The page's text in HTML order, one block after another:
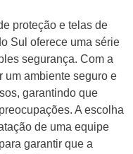
proteção e telas de
Sul oferece uma série
segurança. Com a
um ambiente seguro e
garantindo que
A escolha
de uma equipe
garantir que a